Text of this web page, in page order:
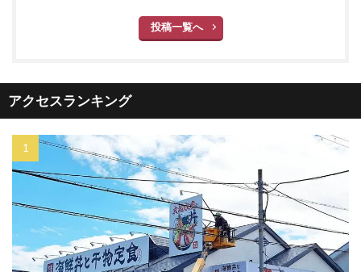
投稿一覧へ
アクセスランキング